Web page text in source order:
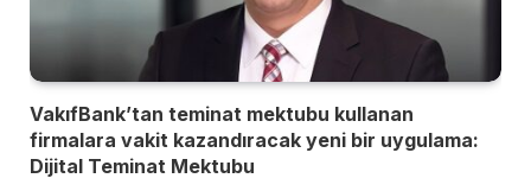
VakıfBank’tan teminat mektubu kullanan
firmalara vakit kazandıracak yeni bir uygulama:
Dijital Teminat Mektubu